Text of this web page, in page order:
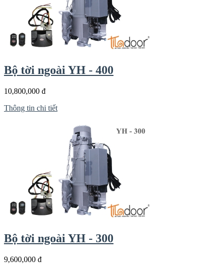
Bộ tời ngoài YH - 400
10,800,000 đ
Thông tin chi tiết
Bộ tời ngoài YH - 300
9,600,000 đ